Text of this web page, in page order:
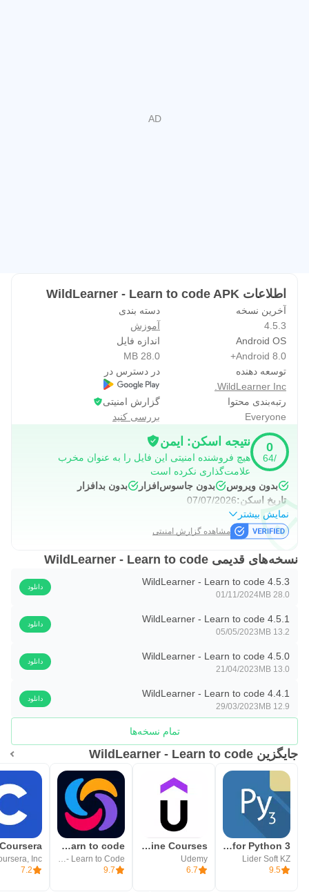
اطلاعات WildLearner - Learn to code APK
آخرین نسخه
4.5.3
دسته بندی
آموزش
Android OS
Android 8.0+
اندازه فایل
28.0 MB
توسعه دهنده
WildLearner Inc.
در دسترس در
رتبه‌بندی محتوا
Everyone
گزارش امنیتی
بررسی کنید
0
/64
نتیجه اسکن: ایمن
هیچ فروشنده امنیتی این فایل را به عنوان مخرب
علامت‌گذاری نکرده است
بدون ویروس
بدون جاسوس‌افزار
بدون بدافزار
تاریخ اسکن:07/07/2026
نمایش بیشتر
مشاهده گزارش امنیتی
نسخه‌های قدیمی WildLearner - Learn to code
WildLearner - Learn to code 4.5.3
28.0 MB
01/11/2024
دانلود
WildLearner - Learn to code 4.5.1
13.2 MB
05/05/2023
دانلود
WildLearner - Learn to code 4.5.0
13.0 MB
21/04/2023
دانلود
WildLearner - Learn to code 4.4.1
12.9 MB
29/03/2023
دانلود
تمام نسخه‌ها
جایگزین WildLearner - Learn to code
Pydroid 3 - IDE for Python 3
Lider Soft KZ
9.5
Udemy - Online Courses
Udemy
6.7
Sololearn: Learn to code
9.7
Inc.
7.2